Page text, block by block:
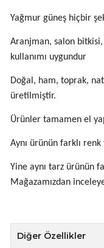
Yağmur güneş hiçbir
Aranjman, salon
kullanımı uygundur
Doğal, ham, toprak,
üretilmiştir.
Ürünler tamamen el
Aynı ürünün farklı
Yine aynı tarz ürünün
Mağazamızdan
Diğer Özellikler